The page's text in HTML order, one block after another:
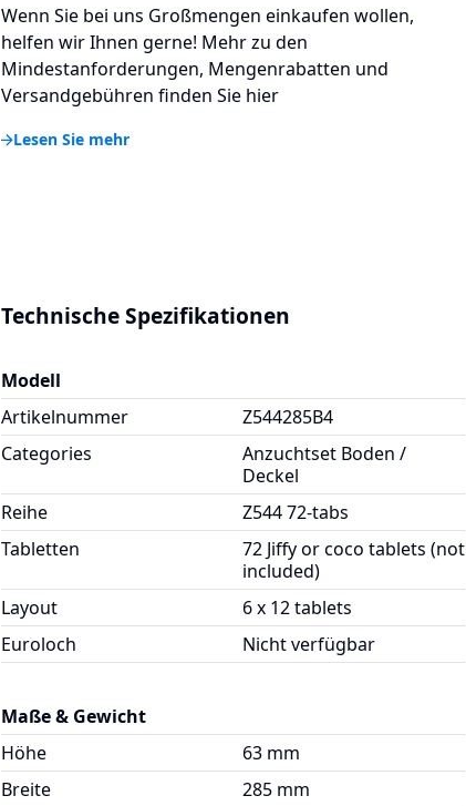
Wenn Sie bei uns Großmengen einkaufen wollen,
helfen wir Ihnen gerne! Mehr zu den
Mindestanforderungen, Mengenrabatten und
Versandgebühren finden Sie hier
Lesen Sie mehr
Technische Spezifikationen
Modell
Artikelnummer
Z544285B4
Categories
Anzuchtset Boden /
Deckel
Reihe
Z544 72-tabs
Tabletten
72 Jiffy or coco tablets (not
included)
Layout
6 x 12 tablets
Euroloch
Nicht verfügbar
Maße & Gewicht
Höhe
63 mm
Breite
285 mm